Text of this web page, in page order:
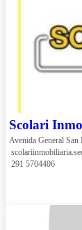
Scolari
Avenida General
291 5704406